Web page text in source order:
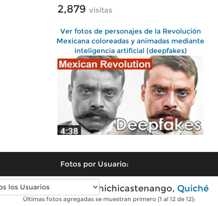
2,879 visitas
Ver fotos de personajes de la Revolución
Mexicana coloreadas y animadas mediante
inteligencia artificial (deepfakes)
Fotos por Usuario:
Fotos antiguas de Chichicastenango, Quiché
Últimas fotos agregadas se muestran primero (1 al 12 de 12):